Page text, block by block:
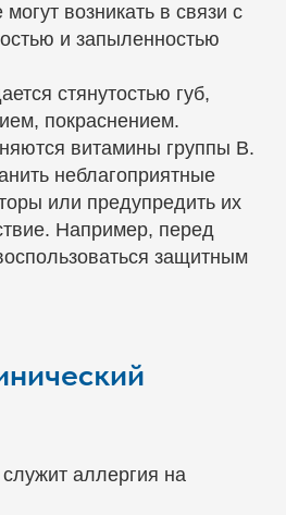
возникать в связи с
и запыленностью
стянутостью губ,
покраснением.
витамины группы В.
неблагоприятные
или предупредить их
Например, перед
защитным
аллергия на